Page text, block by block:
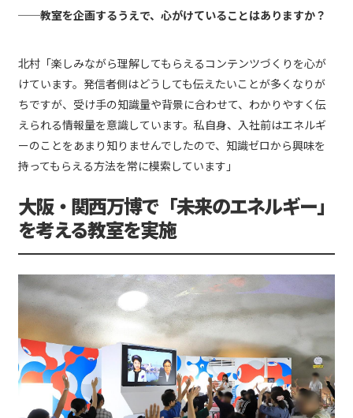
──教室を企画するうえで、心がけていることはありますか？
北村「楽しみながら理解してもらえるコンテンツづくりを心が
けています。発信者側はどうしても伝えたいことが多くなりが
ちですが、受け手の知識量や背景に合わせて、わかりやすく伝
えられる情報量を意識しています。私自身、入社前はエネルギ
ーのことをあまり知りませんでしたので、知識ゼロから興味を
持ってもらえる方法を常に模索しています」
大阪・関西万博で「未来のエネルギー」
を考える教室を実施